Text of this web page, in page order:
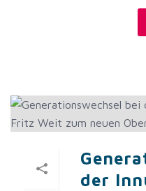
der